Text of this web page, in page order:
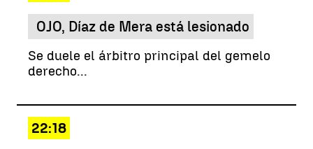
OJO, Díaz de Mera está lesionado
Se duele el árbitro principal del gemelo
derecho...
22:18